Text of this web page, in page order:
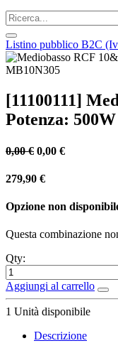
Listino pubblico B2C
[11100111]
Potenza:
0,00€ 0,00 €
279,90 €
Opzione non
Questa combinazione
Qty:
Aggiungi al carrello
1 Unità disponibile
Descrizione